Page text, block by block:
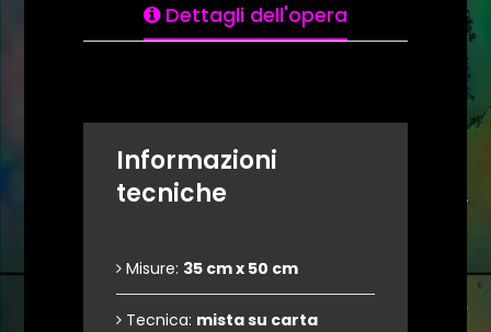
Dettagli dell'opera
Informazioni
tecniche
Misure: 35 cm x 50 cm
Tecnica: mista su carta